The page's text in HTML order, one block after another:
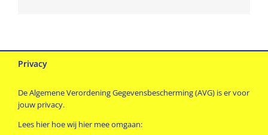
Privacy
De Algemene Verordening Gegevensbescherming (AVG) is er voor
jouw privacy.
Lees hier hoe wij hier mee omgaan: